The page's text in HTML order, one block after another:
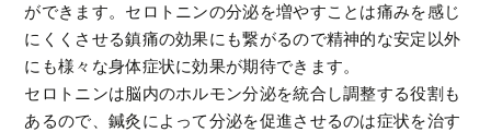
ができます。セロトニンの分泌を増やすことは痛みを感じ
にくくさせる鎮痛の効果にも繋がるので精神的な安定以外
にも様々な身体症状に効果が期待できます。
セロトニンは脳内のホルモン分泌を統合し調整する役割も
あるので、鍼灸によって分泌を促進させるのは症状を治す